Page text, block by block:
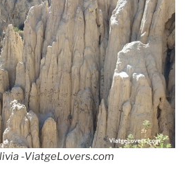
-ViatgeLovers.com